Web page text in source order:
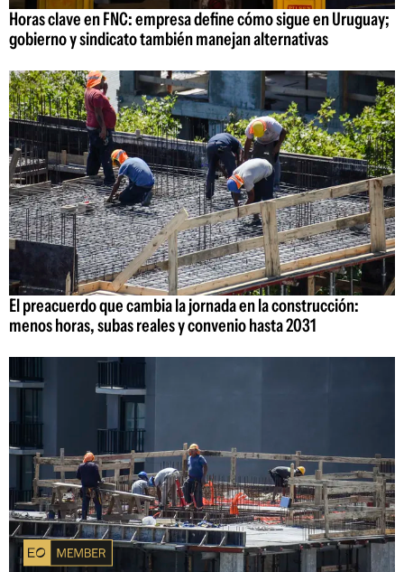
Horas clave en FNC: empresa define cómo sigue en Uruguay;
gobierno y sindicato también manejan alternativas
El preacuerdo que cambia la jornada en la construcción:
menos horas, subas reales y convenio hasta 2031